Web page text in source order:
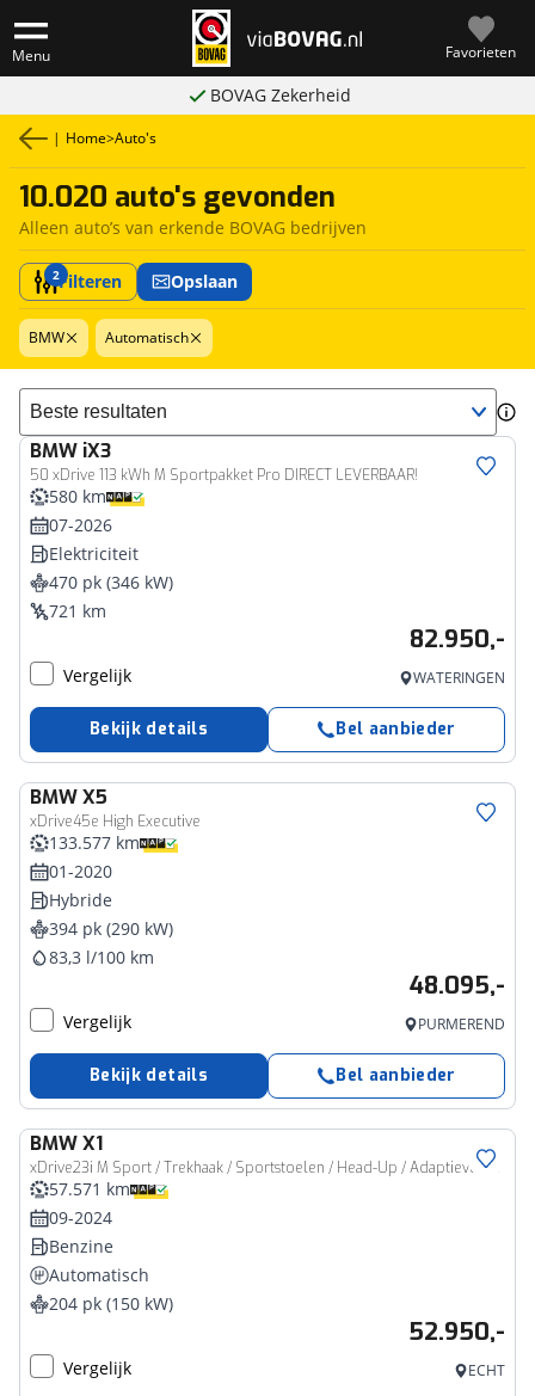
Menu Favorieten
BOVAG Zekerheid
| Home>Auto's
10.020 auto's gevonden
Alleen auto’s van erkende BOVAG bedrijven
2Filteren Opslaan
BMW Automatisch
Sorteer resultaten
BMW iX3
50 xDrive 113 kWh M Sportpakket Pro DIRECT LEVERBAAR!
580 km
07-2026
Elektriciteit
470 pk (346 kW)
721 km
82.950,-
Vergelijk WATERINGEN
Bekijk details Bel aanbieder
BMWX5
xDrive45e High Executive
133.577 km
01-2020
Hybride
394 pk (290 kW)
83,3 l/100 km
48.095,-
Vergelijk PURMEREND
Bekijk details Bel aanbieder
BMWX1
xDrive23i M Sport / Trekhaak / Sportstoelen / Head-Up / Adaptieve LED / M Adaptief onderstel / Parking Assistant Plus / Comfort Access
57.571 km
09-2024
Benzine
Automatisch
204 pk (150 kW)
52.950,-
Vergelijk ECHT